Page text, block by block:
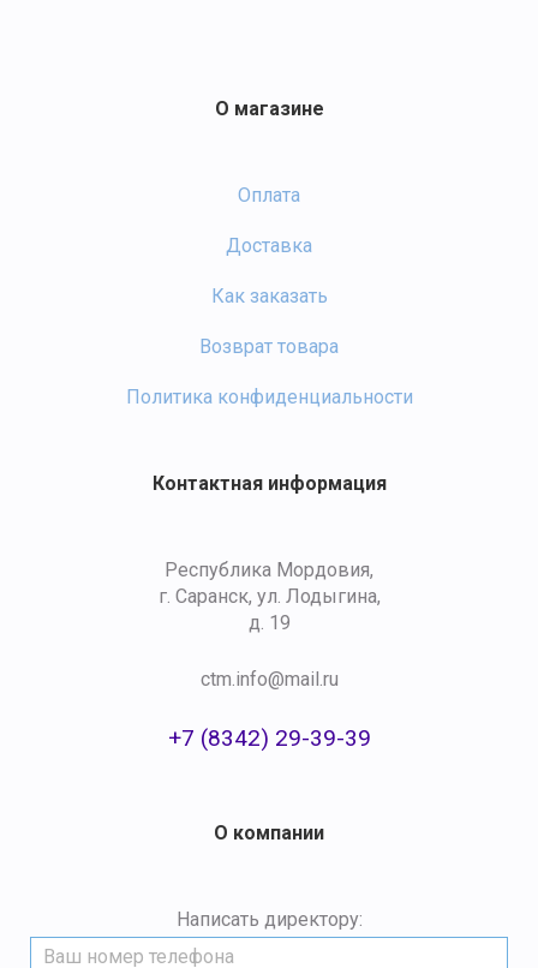
О магазине
Оплата
Доставка
Как заказать
Возврат товара
Политика конфиденциальности
О компании
Написать директору:
Контактная информация
Республика Мордовия,
г. Саранск, ул. Лодыгина,
д. 19
ctm.info@mail.ru
+7 (8342) 29-39-39